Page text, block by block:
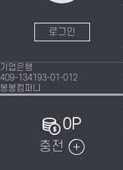
로그인
기업은행
409-134193-01-012
봉봉컴퍼니
0P
충전